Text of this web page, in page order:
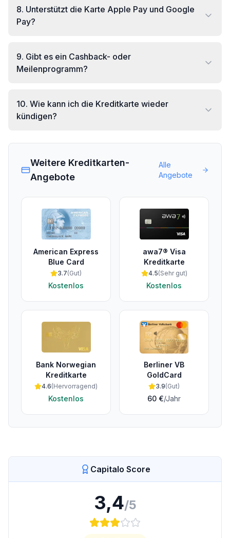
8. Unterstützt die Karte Apple Pay und Google
Pay?
9. Gibt es ein Cashback- oder
Meilenprogramm?
10. Wie kann ich die Kreditkarte wieder
kündigen?
Weitere Kreditkarten-
Angebote
Alle
Angebote
American Express
Blue Card
3.7(Gut)
Kostenlos
awa7® Visa
Kreditkarte
4.5(Sehr gut)
Kostenlos
Bank Norwegian
Kreditkarte
4.6(Hervorragend)
Kostenlos
Berliner VB
GoldCard
3.9(Gut)
60 €/Jahr
Capitalo Score
3,4/5